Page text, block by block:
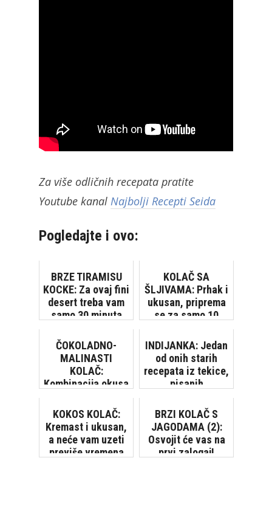
Za više odličnih recepata pratite
Youtube kanal Najbolji Recepti Seida
Pogledajte i ovo:
BRZE TIRAMISU
KOCKE: Za ovaj fini
desert treba vam
samo 30 minuta
KOLAČ SA
ŠLJIVAMA: Prhak i
ukusan, priprema
se za samo 10
ČOKOLADNO-
MALINASTI
KOLAČ:
Kombinacija okusa
odoljeti
INDIJANKA: Jedan
od onih starih
recepata iz tekice,
pisanih
KOKOS KOLAČ:
Kremast i ukusan,
a neće vam uzeti
previše vremena
BRZI KOLAČ S
JAGODAMA (2):
Osvojit će vas na
prvi zalogaj!